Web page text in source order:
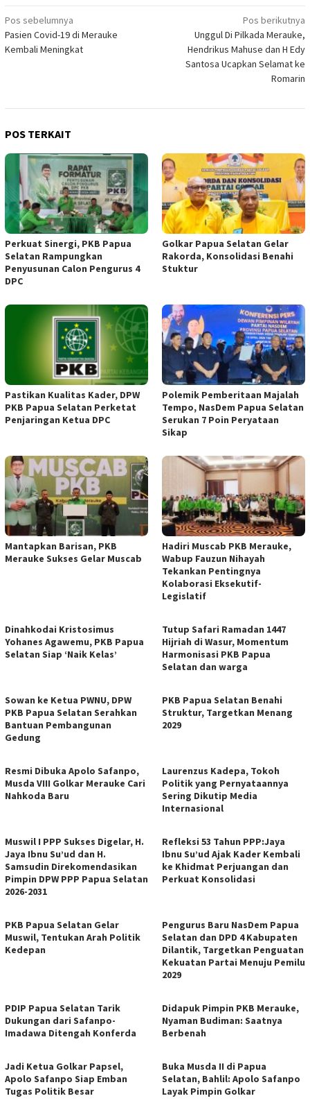
Navigasi
pos
Pos sebelumnya
Pasien Covid-19 di Merauke
Kembali Meningkat
Pos berikutnya
Unggul Di Pilkada Merauke,
Hendrikus Mahuse dan H Edy
Santosa Ucapkan Selamat ke
Romarin
POS TERKAIT
Perkuat Sinergi, PKB Papua
Selatan Rampungkan
Penyusunan Calon Pengurus 4
DPC
Golkar Papua Selatan Gelar
Rakorda, Konsolidasi Benahi
Stuktur
Pastikan Kualitas Kader, DPW
PKB Papua Selatan Perketat
Penjaringan Ketua DPC
Polemik Pemberitaan Majalah
Tempo, NasDem Papua Selatan
Serukan 7 Poin Peryataan
Sikap
Mantapkan Barisan, PKB
Merauke Sukses Gelar Muscab
Hadiri Muscab PKB Merauke,
Wabup Fauzun Nihayah
Tekankan Pentingnya
Kolaborasi Eksekutif-
Legislatif
Dinahkodai Kristosimus
Yohanes Agawemu, PKB Papua
Selatan Siap ‘Naik Kelas’
Tutup Safari Ramadan 1447
Hijriah di Wasur, Momentum
Harmonisasi PKB Papua
Selatan dan warga
Sowan ke Ketua PWNU, DPW
PKB Papua Selatan Serahkan
Bantuan Pembangunan
Gedung
PKB Papua Selatan Benahi
Struktur, Targetkan Menang
2029
Resmi Dibuka Apolo Safanpo,
Musda VIII Golkar Merauke Cari
Nahkoda Baru
Laurenzus Kadepa, Tokoh
Politik yang Pernyataannya
Sering Dikutip Media
Internasional
Muswil I PPP Sukses Digelar, H.
Jaya Ibnu Su’ud dan H.
Samsudin Direkomendasikan
Pimpin DPW PPP Papua Selatan
2026-2031
Refleksi 53 Tahun PPP:Jaya
Ibnu Su’ud Ajak Kader Kembali
ke Khidmat Perjuangan dan
Perkuat Konsolidasi
PKB Papua Selatan Gelar
Muswil, Tentukan Arah Politik
Kedepan
Pengurus Baru NasDem Papua
Selatan dan DPD 4 Kabupaten
Dilantik, Targetkan Penguatan
Kekuatan Partai Menuju Pemilu
2029
PDIP Papua Selatan Tarik
Dukungan dari Safanpo-
Imadawa Ditengah Konferda
Didapuk Pimpin PKB Merauke,
Nyaman Budiman: Saatnya
Berbenah
Jadi Ketua Golkar Papsel,
Apolo Safanpo Siap Emban
Tugas Politik Besar
Buka Musda II di Papua
Selatan, Bahlil: Apolo Safanpo
Layak Pimpin Golkar